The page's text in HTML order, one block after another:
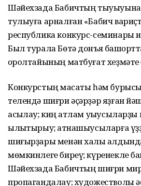
Шәйехзада Бабичтың
тулыуға арналған «Бабич
республика конкурс-семинары
Был турала Бөтә донъя
ҡоролтайының матбуғат хеҙмәте
Конкурстың маҡсаты һәм бурысы
телендә шиғри әҫәрҙәр яҙған
асыҡлау; киң ҡатлам уҡыусыларҙы
ылыҡтырыу; ҡатнашыусыларға
шиғырҙары менән халыҡ
мөмкинлеге биреү; күренекле
Шәйехзада Бабичтың шиғри
пропагандалау; художестволы